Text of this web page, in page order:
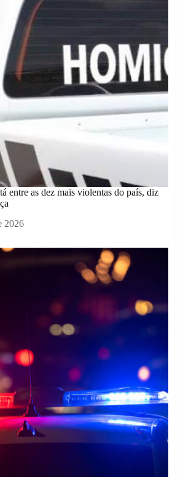
entre as dez mais violentas do país, diz
2026